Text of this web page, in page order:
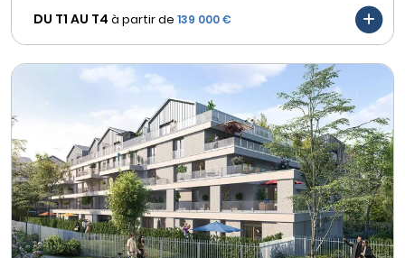
DU T1 AU T4 à partir de 139 000 €